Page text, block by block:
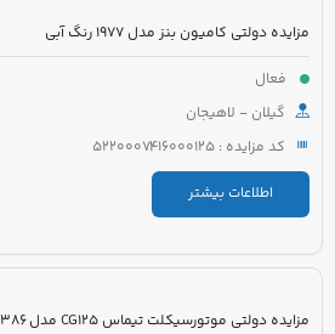
مزایده دولتی کامیون بنز مدل 1977 رنگ آبی
فعال
گیلان - لاهیجان
کد مزایده : 5220007416000125
اطلاعات بیشتر